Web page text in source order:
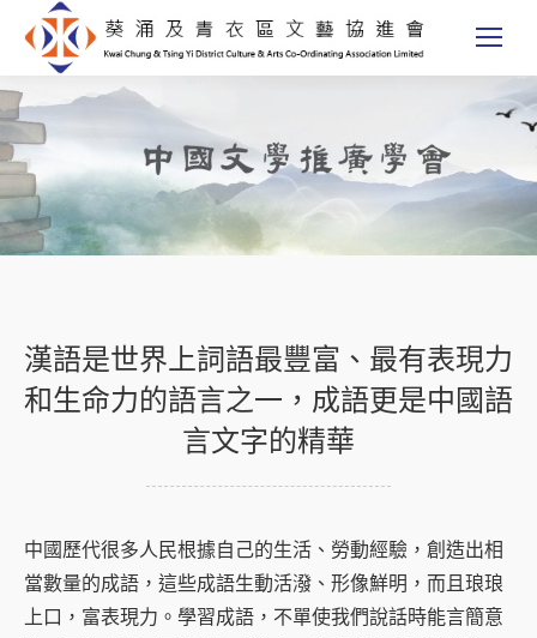
漢語是世界上詞語最豐富、最有表現力
和生命力的語言之一，成語更是中國語
言文字的精華
中國歷代很多人民根據自己的生活、勞動經驗，創造出相
當數量的成語，這些成語生動活潑、形像鮮明，而且琅琅
上口，富表現力。學習成語，不單使我們說話時能言簡意